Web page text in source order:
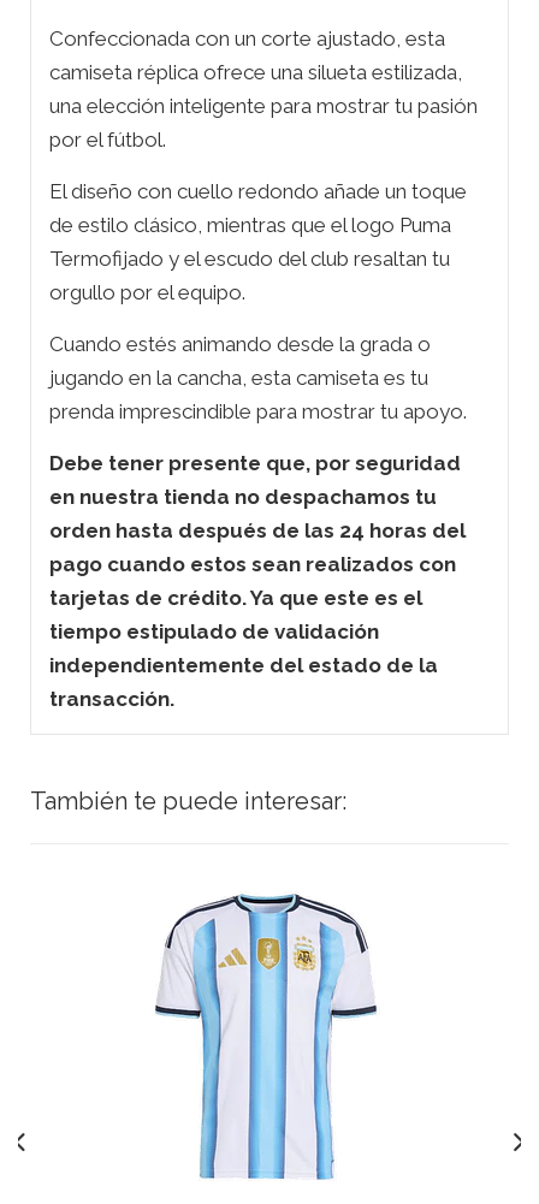
Confeccionada con un corte ajustado, esta
camiseta réplica ofrece una silueta estilizada,
una elección inteligente para mostrar tu pasión
por el fútbol.
El diseño con cuello redondo añade un toque
de estilo clásico, mientras que el logo Puma
Termofijado y el escudo del club resaltan tu
orgullo por el equipo.
Cuando estés animando desde la grada o
jugando en la cancha, esta camiseta es tu
prenda imprescindible para mostrar tu apoyo.
Debe tener presente que, por seguridad
en nuestra tienda no despachamos tu
orden hasta después de las 24 horas del
pago cuando estos sean realizados con
tarjetas de crédito. Ya que este es el
tiempo estipulado de validación
independientemente del estado de la
transacción.
También te puede interesar: